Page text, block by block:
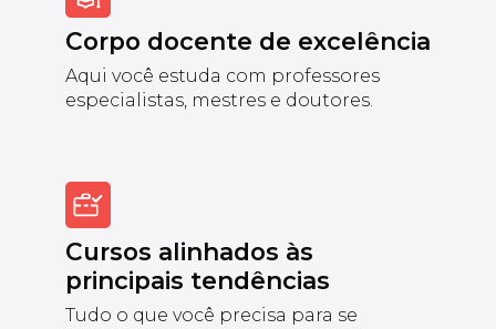
Corpo docente de excelência
Aqui você estuda com professores
especialistas, mestres e doutores.
Cursos alinhados às
principais tendências
Tudo o que você precisa para se